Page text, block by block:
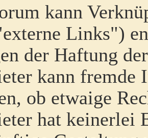
kann
Links")
der Haftung
kann fremde
ob etwaige
hat keinerlei